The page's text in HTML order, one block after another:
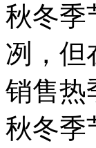
秋冬季
冽，但
销售热
秋冬季